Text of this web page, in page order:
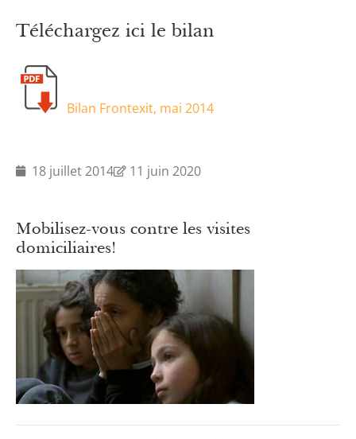
Téléchargez ici le bilan
Bilan Frontexit, mai 2014
18 juillet 2014 11 juin 2020
Mobilisez-vous contre les visites
domiciliaires!